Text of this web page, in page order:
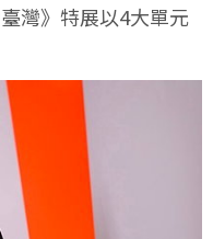
灣》特展以4大單元